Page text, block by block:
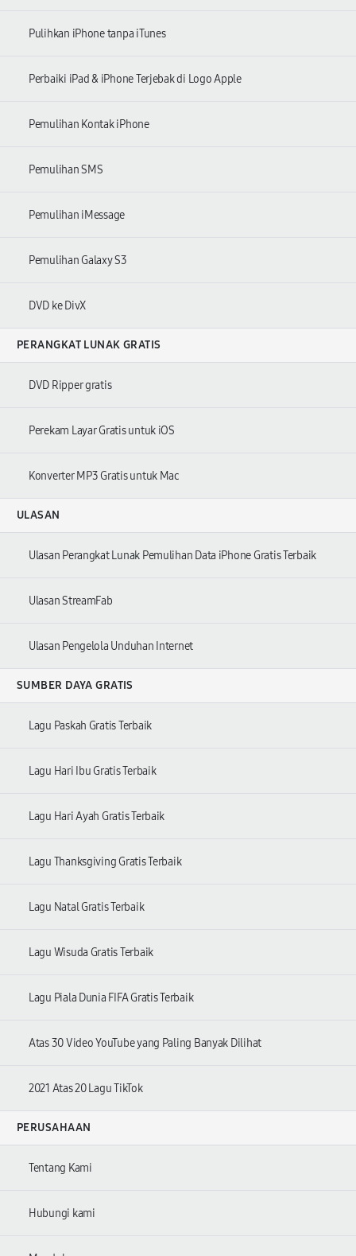
Pulihkan iPhone tanpa iTunes
Perbaiki iPad & iPhone Terjebak di Logo Apple
Pemulihan Kontak iPhone
Pemulihan SMS
Pemulihan iMessage
Pemulihan Galaxy S3
DVD ke DivX
PERANGKAT LUNAK GRATIS
DVD Ripper gratis
Perekam Layar Gratis untuk iOS
Konverter MP3 Gratis untuk Mac
ULASAN
Ulasan Perangkat Lunak Pemulihan Data iPhone Gratis Terbaik
Ulasan StreamFab
Ulasan Pengelola Unduhan Internet
SUMBER DAYA GRATIS
Lagu Paskah Gratis Terbaik
Lagu Hari Ibu Gratis Terbaik
Lagu Hari Ayah Gratis Terbaik
Lagu Thanksgiving Gratis Terbaik
Lagu Natal Gratis Terbaik
Lagu Wisuda Gratis Terbaik
Lagu Piala Dunia FIFA Gratis Terbaik
Atas 30 Video YouTube yang Paling Banyak Dilihat
2021 Atas 20 Lagu TikTok
PERUSAHAAN
Tentang Kami
Hubungi kami